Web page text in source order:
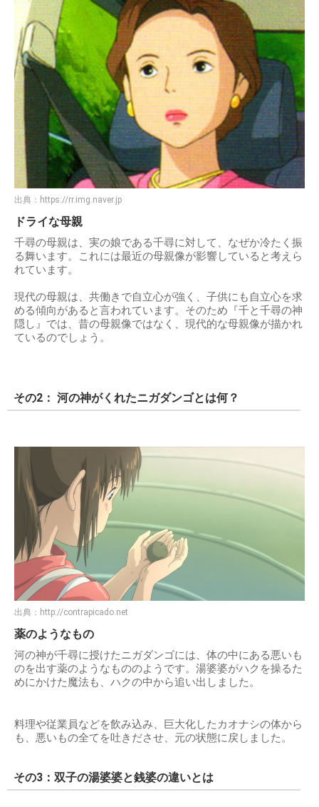
出典： https://rr.img.naver.jp
ドライな母親
千尋の母親は、実の娘である千尋に対して、なぜか冷たく振
る舞います。これには最近の母親像が影響していると考えら
れています。
現代の母親は、共働きで自立心が強く、子供にも自立心を求
める傾向があると言われています。そのため『千と千尋の神
隠し』では、昔の母親像ではなく、現代的な母親像が描かれ
ているのでしょう。
その2： 河の神がくれたニガダンゴとは何？
出典： http://contrapicado.net
薬のようなもの
河の神が千尋に授けたニガダンゴには、体の中にある悪いも
のを出す薬のようなもののようです。湯婆婆がハクを操るた
めにかけた魔法も、ハクの中から追い出しました。
料理や従業員などを飲み込み、巨大化したカオナシの体から
も、悪いもの全てを吐きださせ、元の状態に戻しました。
その3：双子の湯婆婆と銭婆の違いとは